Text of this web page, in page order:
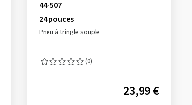
44-507
24 pouces
Pneu à tringle souple
(0)
23,99 €